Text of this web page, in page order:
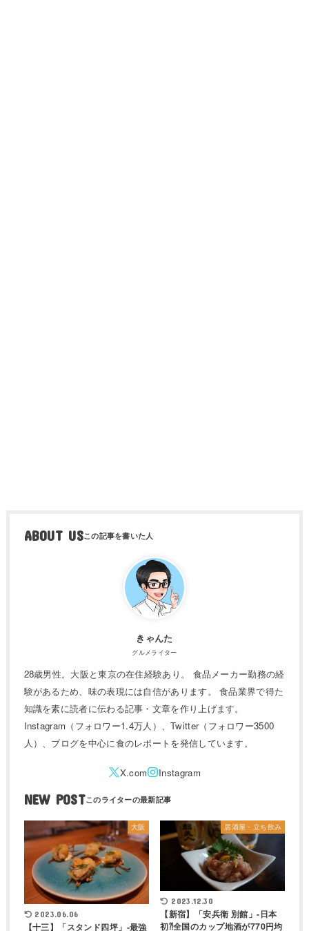
ABOUT US
きゃんた
グルメライター
28歳男性。大阪と東京の在住経験あり。 食品メーカー勤務の経
験があるため、味の表現には自信があります。 食品業界で得た
知識を素に読者に伝わる記事・文章を作り上げます。
Instagram（フォロワー1.4万人）、Twitter（フォロワー3500
人）、ブログを中心に食のレポートを発信しています。
NEW POST
大阪
2023.06.06
【十三】「スタンド四坪」-最強
居酒屋・立ち飲み
2023.12.30
【新宿】「安兵衛 別館」-日本
初⁈全国のカップ地酒が770円均